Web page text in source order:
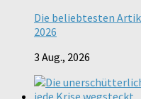
Die beliebtesten
2026
3 Aug., 2026